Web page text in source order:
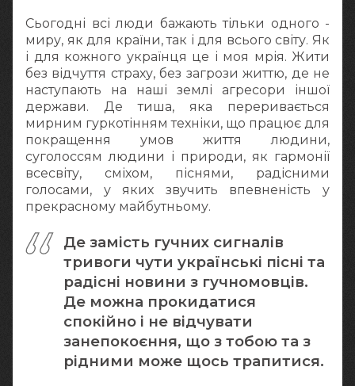
Сьогодні всі люди бажають тільки одного -
миру, як для країни, так і для всього світу. Як
і для кожного українця це і моя мрія. Жити
без відчуття страху, без загрози життю, де не
наступають на наші землі агресори іншої
держави. Де тиша, яка переривається
мирним гуркотінням техніки, що працює для
покращення умов життя людини,
суголоссям людини і природи, як гармонії
всесвіту, сміхом, піснями, радісними
голосами, у яких звучить впевненість у
прекрасному майбутньому.
Де замість гучних сигналів
тривоги чути українські пісні та
радісні новини з гучномовців.
Де можна прокидатися
спокійно і не відчувати
занепокоєння, що з тобою та з
рідними може щось трапитися.